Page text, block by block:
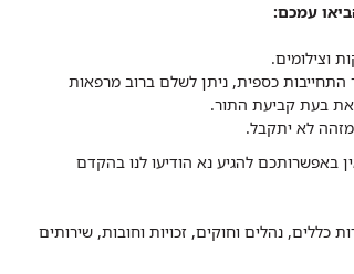
עמכם:
וצילומים.
לא יתקבל.
באפשרותכם להגיע נא הודיעו לנו בהקדם
כללים, נהלים וחוקים, זכויות וחובות, שירותים